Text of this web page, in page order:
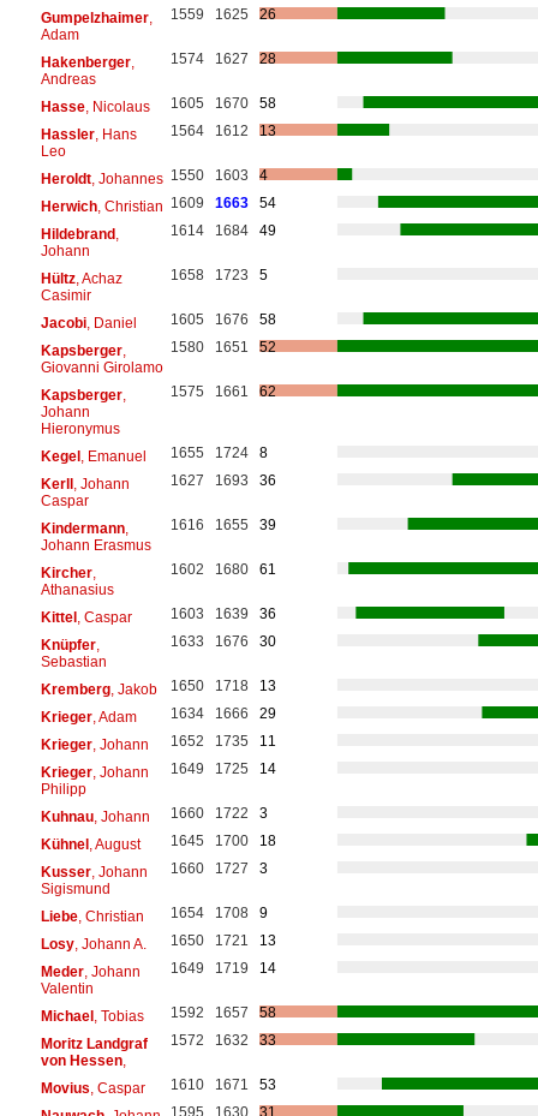
Gumpelzhaimer,
Adam
1559 1625 26
Hakenberger,
Andreas
1574 1627 28
Hasse, Nicolaus 1605 1670
58
Hassler, Hans
Leo
1564 1612 13
Heroldt, Johannes 1550 1603
4
Herwich, Christian 1609 1663
54
Hildebrand,
Johann
1614 1684 49
Hültz, Achaz
Casimir
1658 1723 5
Jacobi, Daniel 1605 1676
58
Kapsberger,
Giovanni Girolamo
1580 1651 52
Kapsberger,
Johann
Hieronymus
1575 1661 62
Kegel, Emanuel 1655 1724
8
Kerll, Johann
Caspar
1627 1693 36
Kindermann,
Johann Erasmus
1616 1655 39
Kircher,
Athanasius
1602 1680 61
Kittel, Caspar 1603 1639
36
Knüpfer,
Sebastian
1633 1676 30
Kremberg, Jakob 1650 1718
13
Krieger, Adam 1634 1666
29
Krieger, Johann 1652 1735
11
Krieger, Johann
Philipp
1649 1725 14
Kuhnau, Johann 1660 1722
3
Kühnel, August 1645 1700
18
Kusser, Johann
Sigismund
1660 1727 3
Liebe, Christian 1654 1708
9
Losy, Johann A. 1650 1721
13
Meder, Johann
Valentin
1649 1719 14
Michael, Tobias 1592 1657
58
Moritz Landgraf
von Hessen,
1572 1632 33
Movius , Caspar 1610 1671
53
1595 1630 31